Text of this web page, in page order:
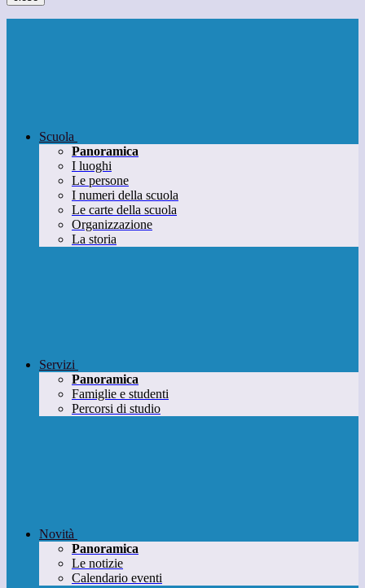
Scuola
Panoramica
I luoghi
Le persone
I numeri della scuola
Le carte della scuola
Organizzazione
La storia
Servizi
Panoramica
Famiglie e studenti
Percorsi di studio
Novità
Panoramica
Le notizie
Calendario eventi